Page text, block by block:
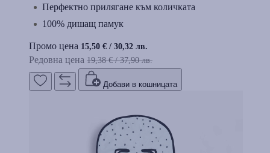
Перфектно прилягане към количката
100% дишащ памук
Промо цена 15,50 € / 30,32 лв.
Редовна цена 19,38 €/37,90 лв.
Добави в кошницата